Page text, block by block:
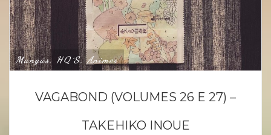
Mangás, HQ´s, Animes
VAGABOND (VOLUMES 26 E 27) –
TAKEHIKO INOUE